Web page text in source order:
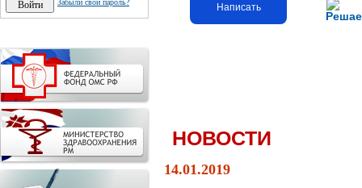
Забыли свой пароль? Написать
НОВОСТИ
14.01.2019